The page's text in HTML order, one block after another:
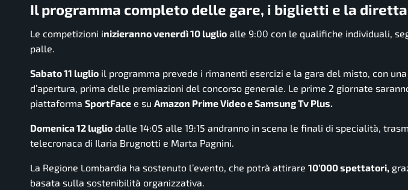
Il programma completo delle gare, i biglietti e la
Le competizioni inizieranno venerdì 10 luglio alle 9:00 con le qualifiche individuali,
palle.
Sabato 11 luglio il programma prevede i rimanenti esercizi e la gara del misto, con
d’apertura, prima delle premiazioni del concorso generale. Le prime 2 giornate
piattaforma SportFace e su Amazon Prime Video e Samsung Tv Plus.
Domenica 12 luglio dalle 14:05 alle 19:15 andranno in scena le finali di specialità,
telecronaca di Ilaria Brugnotti e Marta Pagnini.
La Regione Lombardia ha sostenuto l’evento, che potrà attirare 10’000 spettatori,
basata sulla sostenibilità organizzativa.